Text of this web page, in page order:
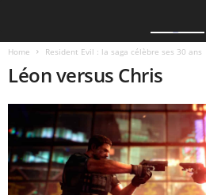
Home Resident Evil : la saga célèbre ses 30 ans
Léon versus Chris